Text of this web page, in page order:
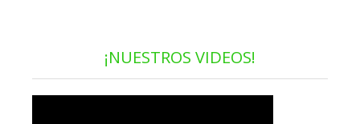
¡NUESTROS VIDEOS!